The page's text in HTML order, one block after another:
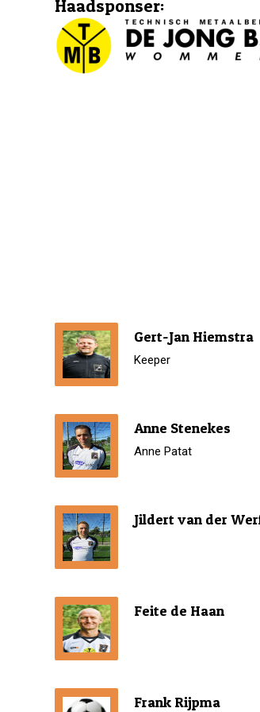
Haadsponser:
Gert-Jan Hiemstra
Keeper
Anne Stenekes
Anne Patat
Jildert van der
Feite de Haan
Frank Rijpma